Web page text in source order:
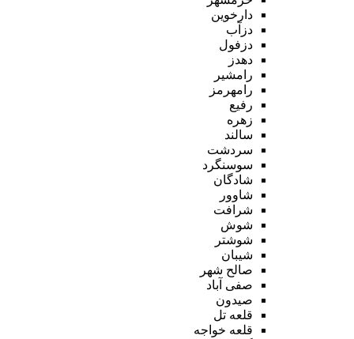
دارخوین
دزآب
دزفول
دهدز
رامشیر
رامهرمز
رفیع
زهره
سالند
سردشت
سوسنگرد
شادگان
شاوور
شرافت
شوش
شوشتر
شیبان
صالح شهر
صفی آباد
صیدون
قلعه تل
قلعه خواجه